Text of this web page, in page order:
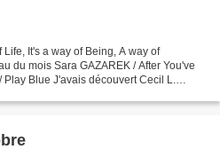
It's a way of Being, A way of
du mois Sara GAZAREK / After You've
Blue J'avais découvert Cecil L.